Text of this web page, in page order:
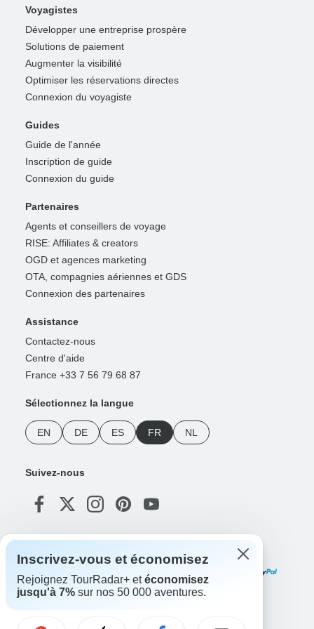
Voyagistes
Développer une entreprise prospère
Solutions de paiement
Augmenter la visibilité
Optimiser les réservations directes
Connexion du voyagiste
Guides
Guide de l'année
Inscription de guide
Connexion du guide
Partenaires
Agents et conseillers de voyage
RISE: Affiliates & creators
OGD et agences marketing
OTA, compagnies aériennes et GDS
Connexion des partenaires
Assistance
Contactez-nous
Centre d'aide
France +33 7 56 79 68 87
Sélectionnez la langue
EN DE ES FR NL
Suivez-nous
Inscrivez-vous et économisez
Rejoignez TourRadar+ etéconomisez
jusqu'à 7% sur nos 50 000 aventures.